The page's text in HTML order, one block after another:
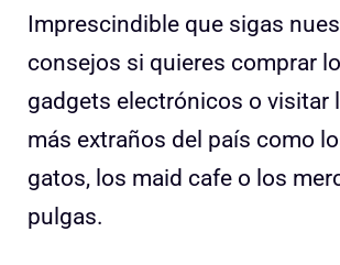
Imprescindible que sigas
consejos si quieres comprar
gadgets electrónicos o visitar
más extraños del país como
gatos, los maid cafe o los
pulgas.